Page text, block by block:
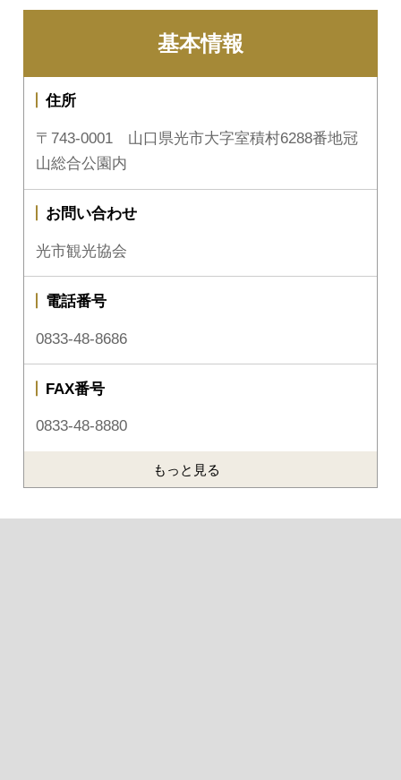
基本情報
住所
〒743-0001 山口県光市大字室積村6288番地冠
山総合公園内
お問い合わせ
光市観光協会
電話番号
0833-48-8686
FAX番号
0833-48-8880
もっと見る